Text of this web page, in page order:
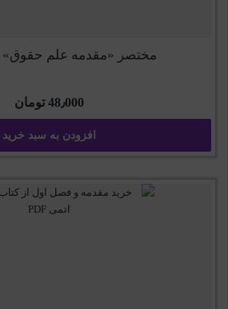
مختصر «مقدمه علم حقوق» | ۸۰ صفحه
48٫000 تومان
افزودن به سبد خرید